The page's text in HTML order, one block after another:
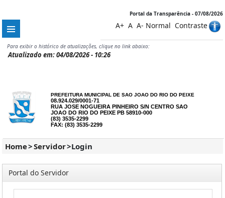
Portal da Transparência - 07/08/2026
A+ A A- Normal Contraste
Para exibir o histórico de atualizações, clique no link abaixo:
Atualizado em: 04/08/2026 - 10:26
PREFEITURA MUNICIPAL DE SAO JOAO DO RIO DO PEIXE
08.924.029/0001-71
RUA JOSE NOGUEIRA PINHEIRO S/N CENTRO SAO
JOAO DO RIO DO PEIXE PB 58910-000
(83) 3535-2299
FAX: (83) 3535-2299
Home>Servidor>Login
Portal do Servidor